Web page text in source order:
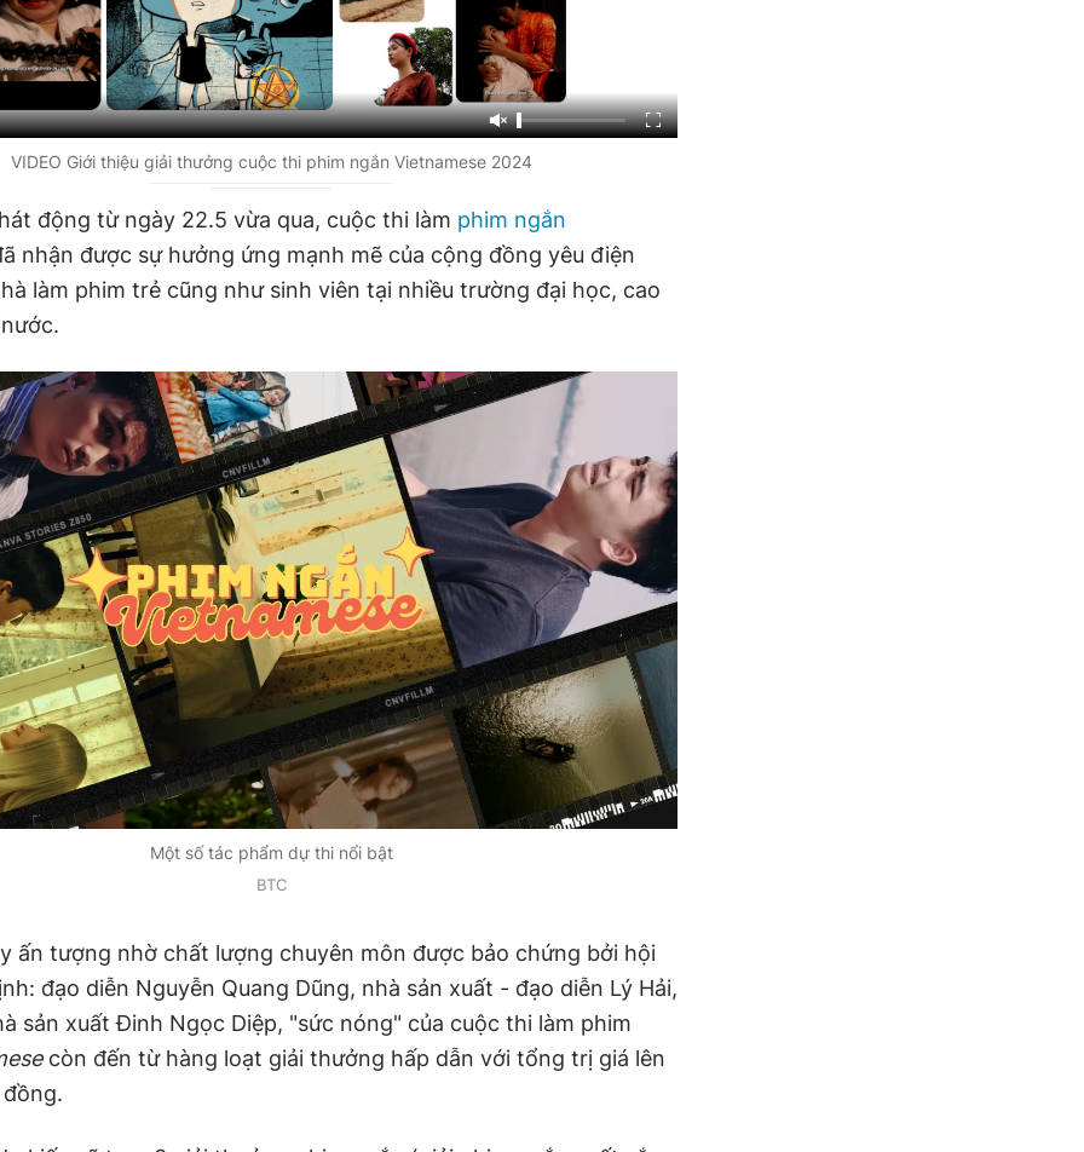
VIDEO Giới thiệu giải thưởng cuộc thi phim ngắn Vietnamese 2024
động từ ngày 22.5 vừa qua, cuộc thi làm phim ngắn
nhận được sự hưởng ứng mạnh mẽ của cộng đồng yêu điện
làm phim trẻ cũng như sinh viên tại nhiều trường đại học, cao
Một số tác phẩm dự thi nổi bật
BTC
ấn tượng nhờ chất lượng chuyên môn được bảo chứng bởi hội
đạo diễn Nguyễn Quang Dũng, nhà sản xuất - đạo diễn Lý Hải,
sản xuất Đinh Ngọc Diệp, "sức nóng" của cuộc thi làm phim
còn đến từ hàng loạt giải thưởng hấp dẫn với tổng trị giá lên